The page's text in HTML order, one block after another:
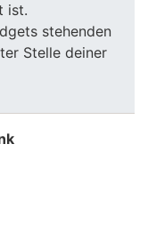
ist.
stehenden
Stelle deiner